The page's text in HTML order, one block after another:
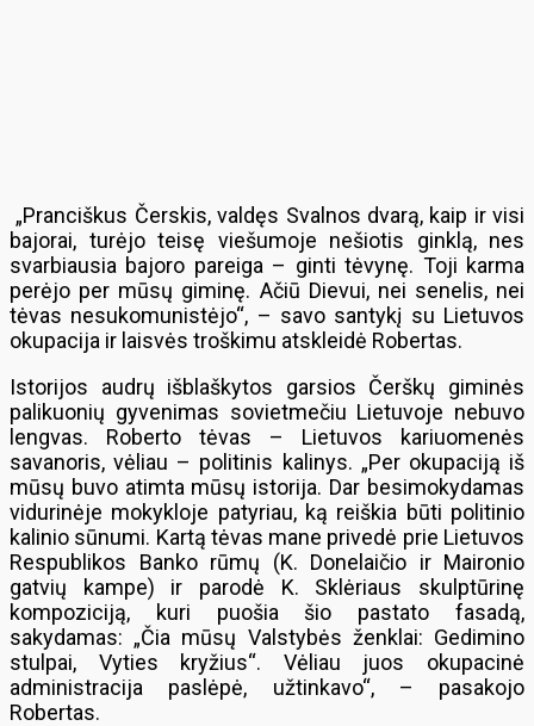
„Pranciškus Čerskis, valdęs Svalnos dvarą, kaip ir visi
bajorai, turėjo teisę viešumoje nešiotis ginklą, nes
svarbiausia bajoro pareiga – ginti tėvynę. Toji karma
perėjo per mūsų giminę. Ačiū Dievui, nei senelis, nei
tėvas nesukomunistėjo“, – savo santykį su Lietuvos
okupacija ir laisvės troškimu atskleidė Robertas.
Istorijos audrų išblaškytos garsios Čerškų giminės
palikuonių gyvenimas sovietmečiu Lietuvoje nebuvo
lengvas. Roberto tėvas – Lietuvos kariuomenės
savanoris, vėliau – politinis kalinys. „Per okupaciją iš
mūsų buvo atimta mūsų istorija. Dar besimokydamas
vidurinėje mokykloje patyriau, ką reiškia būti politinio
kalinio sūnumi. Kartą tėvas mane privedė prie Lietuvos
Respublikos Banko rūmų (K. Donelaičio ir Maironio
gatvių kampe) ir parodė K. Sklėriaus skulptūrinę
kompoziciją, kuri puošia šio pastato fasadą,
sakydamas: „Čia mūsų Valstybės ženklai: Gedimino
stulpai, Vyties kryžius“. Vėliau juos okupacinė
administracija paslėpė, užtinkavo“, – pasakojo
Robertas.